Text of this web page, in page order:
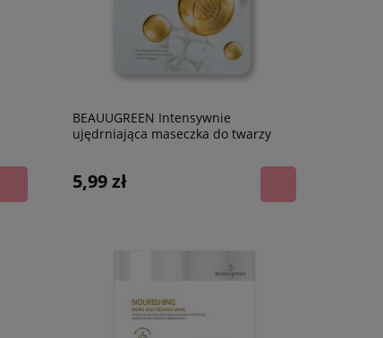
BEAUUGREEN Intensywnie
ujędrniająca maseczka do twarzy
5,99 zł